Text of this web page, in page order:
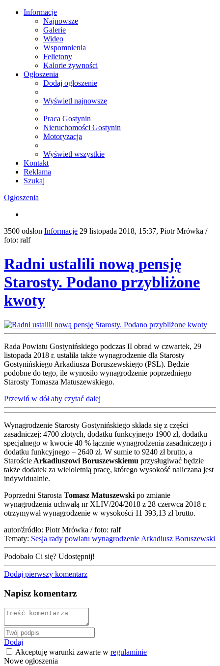
Informacje
Najnowsze
Galerie
Wideo
Wspomnienia
Felietony
Kalorie żywności
Ogłoszenia
Dodaj ogłoszenie
Wyświetl najnowsze
Praca Gostynin
Nieruchomości Gostynin
Motoryzacja
Wyświetl wszystkie
Kontakt
Reklama
Szukaj
Ogłoszenia
3500 odsłon Informacje 29 listopada 2018, 15:37, Piotr Mrówka /
foto: ralf
Radni ustalili nową pensję
Starosty. Podano przybliżone
kwoty
Rada Powiatu Gostynińskiego podczas II obrad w czwartek, 29
listopada 2018 r. ustaliła także wynagrodzenie dla Starosty
Gostynińskiego Arkadiusza Boruszewskiego (PSL). Będzie
podobne do tego, ile wynosiło wynagrodzenie poprzedniego
Starosty Tomasza Matuszewskiego.
Przewiń w dół aby czytać dalej
Wynagrodzenie Starosty Gostynińskiego składa się z części
zasadniczej: 4700 złotych, dodatku funkcyjnego 1900 zł, dodatku
specjalnego w kwocie 40 % łącznie wynagrodzenia zasadniczego i
dodatku funkcyjnego – 2640 zł. W sumie to 9240 zł brutto, a
Staroście Arkadiuszowi Boruszewskiemu przysługiwać będzie
także dodatek za wieloletnią pracę, którego wysokość naliczana jest
indywidualnie.
Poprzedni Starosta Tomasz Matuszewski po zmianie
wynagrodzenia uchwałą nr XLIV/204/2018 z 28 czerwca 2018 r.
otrzymywał wynagrodzenie w wysokości 11 393,13 zł brutto.
autor/źródło: Piotr Mrówka / foto: ralf
Tematy: Sesja rady powiatu wynagrodzenie Arkadiusz Boruszewski
Podobało Ci się? Udostępnij!
Dodaj pierwszy komentarz
Napisz komentarz
Dodaj
Akceptuję warunki zawarte w regulaminie
Nowe ogłoszenia